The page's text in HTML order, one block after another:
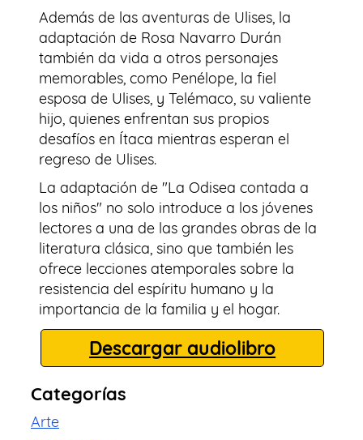
Además de las aventuras de Ulises, la
adaptación de Rosa Navarro Durán
también da vida a otros personajes
memorables, como Penélope, la fiel
esposa de Ulises, y Telémaco, su valiente
hijo, quienes enfrentan sus propios
desafíos en Ítaca mientras esperan el
regreso de Ulises.
La adaptación de "La Odisea contada a
los niños" no solo introduce a los jóvenes
lectores a una de las grandes obras de la
literatura clásica, sino que también les
ofrece lecciones atemporales sobre la
resistencia del espíritu humano y la
importancia de la familia y el hogar.
Descargar audiolibro
Categorías
Arte